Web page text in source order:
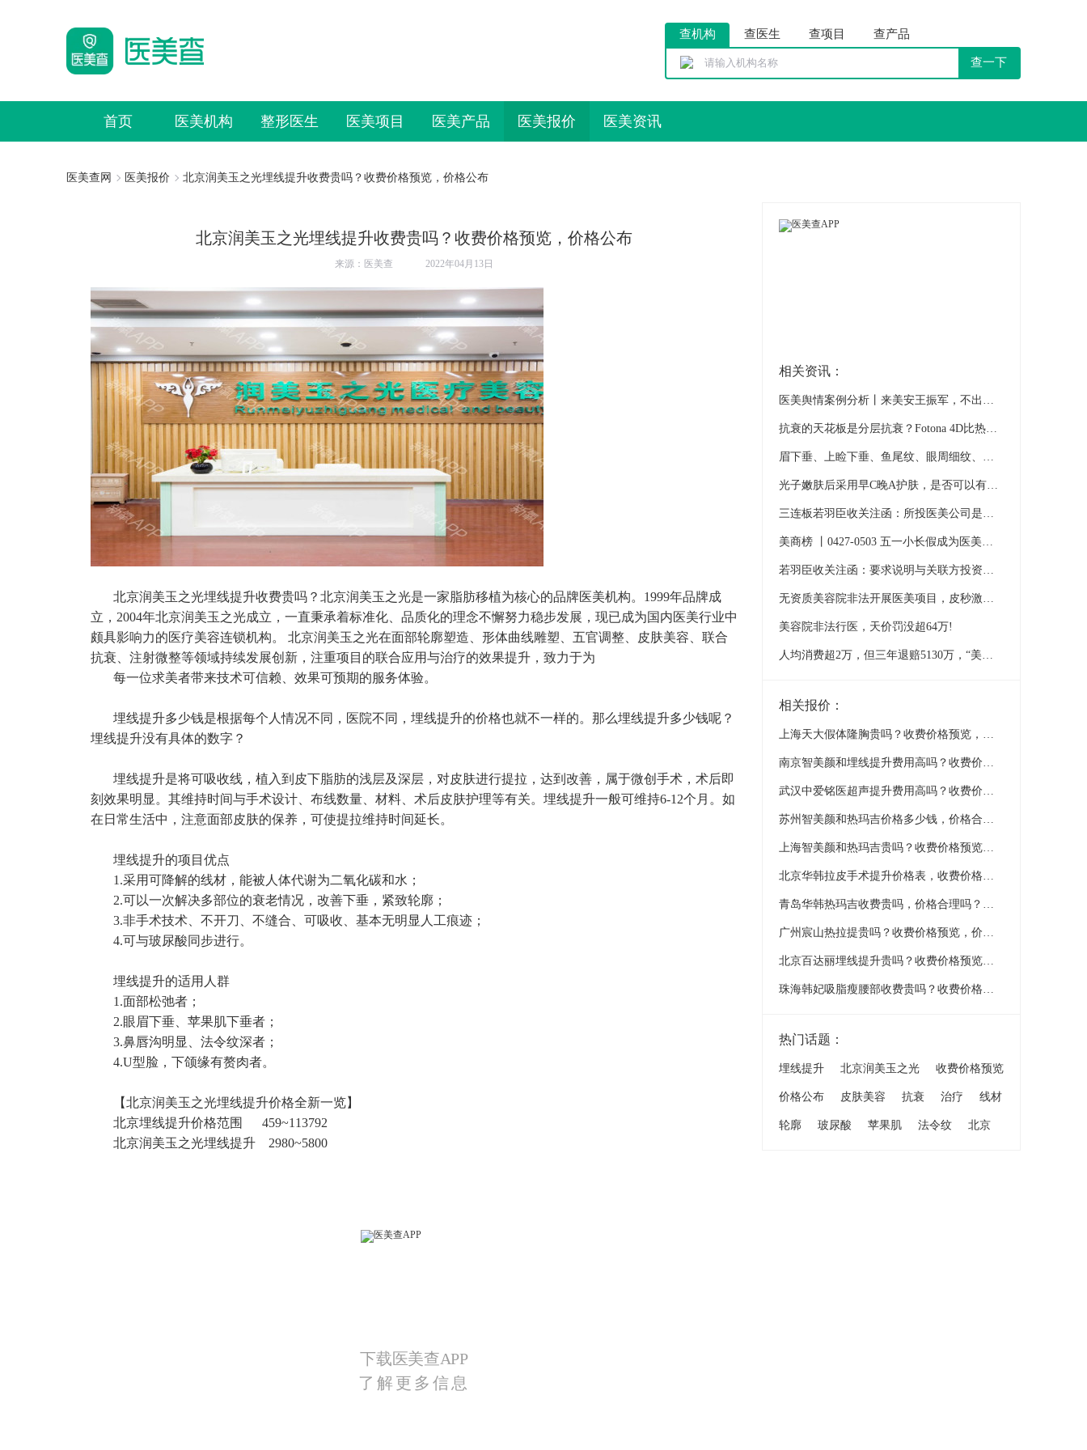
查机构 查医生 查项目 查产品
查一下
首页 医美机构 整形医生 医美项目 医美产品 医美报价 医美资讯
医美查网 医美报价 北京润美玉之光埋线提升收费贵吗？收费价格预览，价格公布
北京润美玉之光埋线提升收费贵吗？收费价格预览，价格公布
来源： 医美查 2022年04月13日
北京润美玉之光埋线提升收费贵吗？北京润美玉之光是一家脂肪移植为核心的品牌医美机构。1999年品牌成
立，2004年北京润美玉之光成立，一直秉承着标准化、品质化的理念不懈努力稳步发展，现已成为国内医美行业中
颇具影响力的医疗美容连锁机构。 北京润美玉之光在面部轮廓塑造、形体曲线雕塑、五官调整、皮肤美容、联合
抗衰、注射微整等领域持续发展创新，注重项目的联合应用与治疗的效果提升，致力于为
每一位求美者带来技术可信赖、效果可预期的服务体验。
埋线提升多少钱是根据每个人情况不同，医院不同，埋线提升的价格也就不一样的。那么埋线提升多少钱呢？
埋线提升没有具体的数字？
埋线提升是将可吸收线，植入到皮下脂肪的浅层及深层，对皮肤进行提拉，达到改善，属于微创手术，术后即
刻效果明显。其维持时间与手术设计、布线数量、材料、术后皮肤护理等有关。埋线提升一般可维持6-12个月。如
在日常生活中，注意面部皮肤的保养，可使提拉维持时间延长。
埋线提升的项目优点
1.采用可降解的线材，能被人体代谢为二氧化碳和水；
2.可以一次解决多部位的衰老情况，改善下垂，紧致轮廓；
3.非手术技术、不开刀、不缝合、可吸收、基本无明显人工痕迹；
4.可与玻尿酸同步进行。
埋线提升的适用人群
1.面部松弛者；
2.眼眉下垂、苹果肌下垂者；
3.鼻唇沟明显、法令纹深者；
4.U型脸，下颌缘有赘肉者。
【北京润美玉之光埋线提升价格全新一览】
北京埋线提升价格范围 459~113792
北京润美玉之光埋线提升 2980~5800
下载医美查APP
了解更多信息
相关资讯：
医美舆情案例分析丨来美安王振军，不出意外的话，该出意外了！
抗衰的天花板是分层抗衰？Fotona 4D比热玛吉、超声刀、超声炮效果更好？
眉下垂、上睑下垂、鱼尾纹、眼周细纹、眼袋泪沟……眼周衰老怎么改善？
光子嫩肤后采用早C晚A护肤，是否可以有效提高治疗疗效？
三连板若羽臣收关注函：所投医美公司是否存在虚假宣传、存在医美贷等消费分期金融产品？
美商榜 丨0427-0503 五一小长假成为医美黄金档，美白抗衰需求激增
若羽臣收关注函：要求说明与关联方投资医美公司的必要性及合理性
无资质美容院非法开展医美项目，皮秒激光导致烧伤、皮炎
美容院非法行医，天价罚没超64万!
人均消费超2万，但三年退赔5130万，“美容界爱马仕”凭什么撑起上市梦？
相关报价：
上海天大假体隆胸贵吗？收费价格预览，价格表预览
南京智美颜和埋线提升费用高吗？收费价格标准曝光，收费预览
武汉中爱铭医超声提升费用高吗？收费价格标准曝光，收费预览
苏州智美颜和热玛吉价格多少钱，价格合理吗？价格是多少钱？价格表，收费价格标准曝光！
上海智美颜和热玛吉贵吗？收费价格预览，价格表预览
北京华韩拉皮手术提升价格表，收费价格标准曝光！
青岛华韩热玛吉收费贵吗，价格合理吗？价格是多少钱？
广州宸山热拉提贵吗？收费价格预览，价格表预览
北京百达丽埋线提升贵吗？收费价格预览，价格表预览
珠海韩妃吸脂瘦腰部收费贵吗？收费价格预览，价格公布
热门话题：
埋线提升 北京润美玉之光 收费价格预览
价格公布 皮肤美容 抗衰 治疗 线材
轮廓 玻尿酸 苹果肌 法令纹 北京